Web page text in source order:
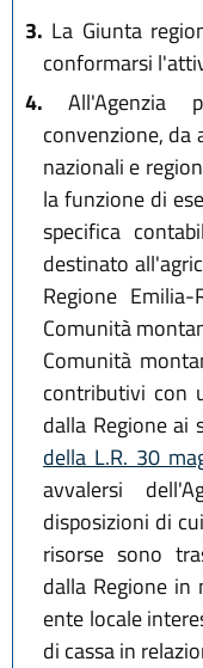
3. La Giunta
conformarsi
4. All'Agenzia
convenzione, da
nazionali e
la funzione di
specifica
destinato
Regione
Comunità
Comunità
contributivi con
dalla Regione
della L.R. 30
avvalersi
disposizioni di
risorse sono
dalla Regione in
ente locale
di cassa in